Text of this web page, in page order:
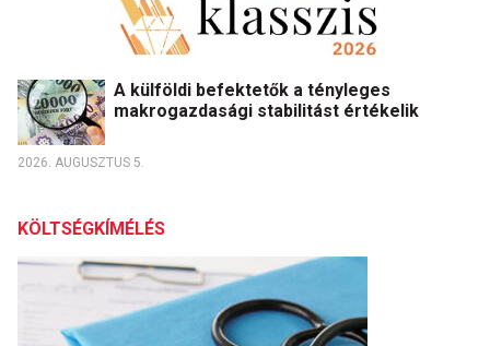
A külföldi befektetők a tényleges
makrogazdasági stabilitást értékelik
2026. AUGUSZTUS 5.
KÖLTSÉGKÍMÉLÉS